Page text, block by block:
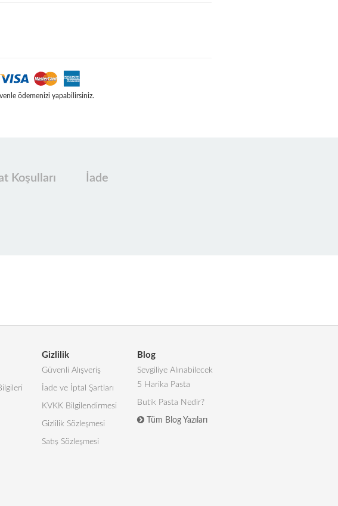
ödemenizi yapabilirsiniz.
Koşulları İade
Gizlilik
Güvenli Alışveriş
İade ve İptal Şartları
KVKK Bilgilendirmesi
Gizlilik Sözleşmesi
Satış Sözleşmesi
Blog
Sevgiliye Alınabilecek
5 Harika Pasta
Butik Pasta Nedir?
Tüm Blog Yazıları